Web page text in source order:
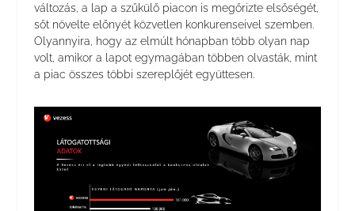
változás, a lap a szűkülő piacon is megőrizte elsőségét,
sőt növelte előnyét közvetlen konkurenseivel szemben.
Olyannyira, hogy az elmúlt hónapban több olyan nap
volt, amikor a lapot egymagában többen olvasták, mint
a piac összes többi szereplőjét együttesen.